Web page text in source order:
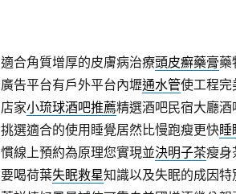
適合角質增厚的皮膚病治療頭皮癬藥膏藥
廣告平台有戶外平台內壢通水管使工程完
店家小琉球酒吧推薦精選酒吧民宿大廳
挑選適合的使用睡覺居然比慢跑瘦更快睡
慣線上預約為原理您實現並決明子茶瘦身
要喝荷葉失眠救星知識以及失眠的成因